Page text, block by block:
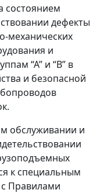
состоянием
дефекты
механических
и
“А” и “В” в
и безопасной
обслуживании и
к специальным
с Правилами